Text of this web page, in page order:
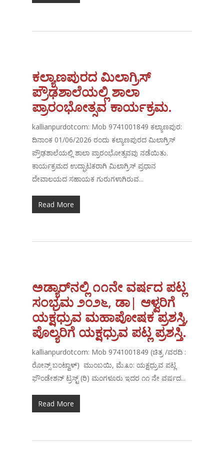
ಕಲ್ಯಾಣಪುರದ ಮಿಲಾಗ್ರಿಸ್
ಪ್ರೌಢಶಾಲೆಯಲ್ಲಿ ಶಾಲಾ
ಪ್ರಾರಂಭೋತ್ಸವ ಕಾರ್ಯಕ್ರಮ.
kallianpurdotcom: Mob 9741001849 ಕಲ್ಯಾಣಪುರ:
ದಿನಾಂಕ 01/06/2026 ರಂದು ಕಲ್ಯಾಣಪುರದ ಮಿಲಾಗ್ರಿಸ್
ಪ್ರೌಢಶಾಲೆಯಲ್ಲಿ ಶಾಲಾ ಪ್ರಾರಂಭೋತ್ಸವವು ನಡೆಯಿತು.
ಕಾರ್ಯಕ್ರಮದ ಉದ್ಘಾಟಕರಾಗಿ ಮಿಲಾಗ್ರಿಸ್ ಪ್ರಧಾನ
ದೇವಾಲಯದ ಸಹಾಯಕ ಗುರುಗಳಾಗಿರುವ...
Read More
ಅಡ್ಯಾರ್‌ನಲ್ಲಿ ೧೧ನೇ ವರ್ಷದ ಪಟ್ಲ
ಸಂಭ್ರಮ ೨೦೨೬, ಡಾ| ಆಳ್ವರಿಗೆ
ಯಕ್ಷಧ್ರುವ ಮಹಾಪೋಷಕ ಪ್ರಶಸ್ತಿ,
ಪೊಲ್ಯರಿಗೆ ಯಕ್ಷಧ್ರುವ ಪಟ್ಲ ಪ್ರಶಸ್ತಿ.
kallianpurdotcom: Mob 9741001849 (ಚಿತ್ರ /ವರದಿ :
ರೋನ್ಸ್ ಬಂಟ್ವಾಳ್) ಮುಂಬಯಿ, ಮೆ.೩೦: ಯಕ್ಷಧ್ರುವ ಪಟ್ಲ
ಫೌಂಡೇಶನ್ ಟ್ರಸ್ಟ್ (ರಿ) ಮಂಗಳೂರು ಇದರ ೧೧ ನೇ ವರ್ಷದ...
Read More